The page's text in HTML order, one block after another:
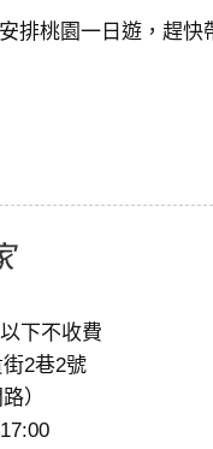
排桃園一日遊，趕快
下不收費
2巷2號
）